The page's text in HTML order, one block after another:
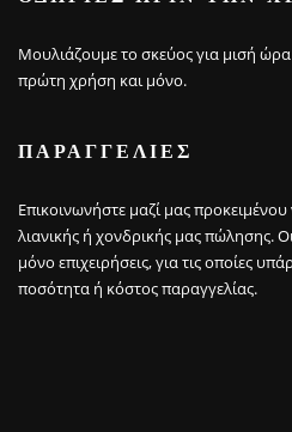
Μουλιάζουμε το σκεύος για μισή
πρώτη χρήση και μόνο.
ΠΑΡΑΓΓΕΛΊΕΣ
Επικοινωνήστε μαζί μας προκειμένου
λιανικής ή χονδρικής μας πώλησης.
μόνο επιχειρήσεις, για τις οποίες
ποσότητα ή κόστος παραγγελίας.